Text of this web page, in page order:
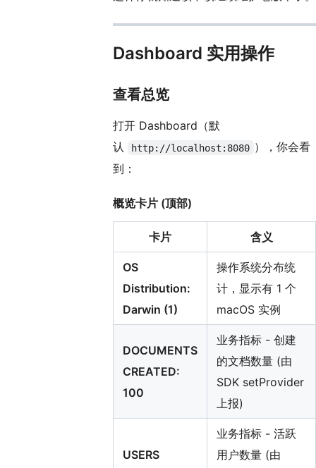
Dashboard 实用操作
查看总览
打开 Dashboard（默
认
http://localhost:8080 ），你会看
到：
概览卡片 (顶部)
卡片 含义
OS
Distribution:
Darwin (1)
操作系统分布统
计，显示有 1 个
macOS 实例
DOCUMENTS
CREATED:
100
业务指标 - 创建
的文档数量 (由
SDK setProvider
上报)
USERS
业务指标 - 活跃
用户数量 (由